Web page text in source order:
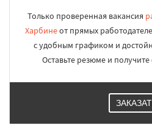
Только проверенная вакансия
Харбинеот прямых
с удобным графиком и
Оставьте резюме и